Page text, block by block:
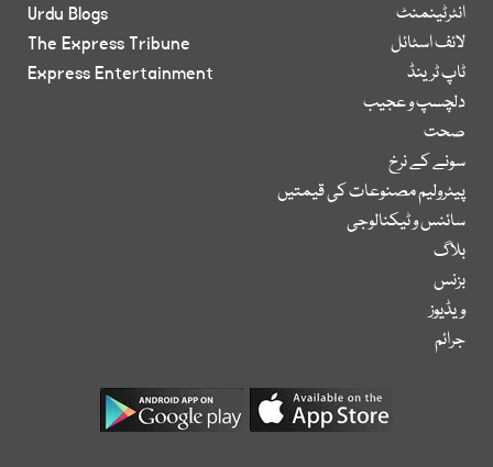
انٹرٹینمنٹ
لائف اسٹائل
ٹاپ ٹرینڈ
دلچسپ و عجیب
صحت
سونے کے نرخ
پیٹرولیم مصنوعات کی قیمتیں
سائنس و ٹیکنالوجی
بلاگ
بزنس
ویڈیوز
جرائم
Urdu Blogs
The Express Tribune
Express Entertainment